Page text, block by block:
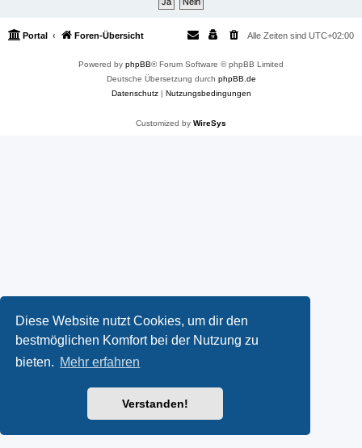
Diese Website nutzt Cookies, um dir den
bestmöglichen Komfort bei der Nutzung zu
bieten. Mehr erfahren
Verstanden!
Portal Foren-Übersicht Alle Zeiten sind UTC+02:00
Powered by phpBB® Forum Software © phpBB Limited
Deutsche Übersetzung durch phpBB.de
Datenschutz| Nutzungsbedingungen
Customized by WireSys